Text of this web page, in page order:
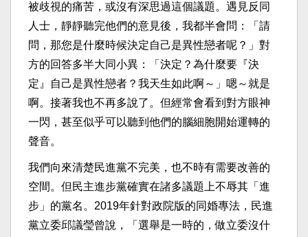
被歧視的痛苦，或沒有深思過這個議題。遇見反同
人士，靜靜聽完他們的意見後，我都半會問：「請
問，那您是什麼時候決定自己是異性戀者呢？」對
方的回答多半大同小異：「決定？為什麼要『決
定』自己是異性戀者？我天生如此啊～」嗯～就是
啊。接著我也不再多說了。但經常會看到對方眼神
一閃，甚至似乎可以聽到他們的腦細胞開始運轉的
聲音。
我們向來清楚民進黨不完美，也不時有需要改善的
空間。但民主進步黨確實在諸多議題上不辱其「進
步」的黨名。2019年針對政院版的同婚專法，民進
黨立委邱議瑩曾說，「選舉是一時的，做立委沒什